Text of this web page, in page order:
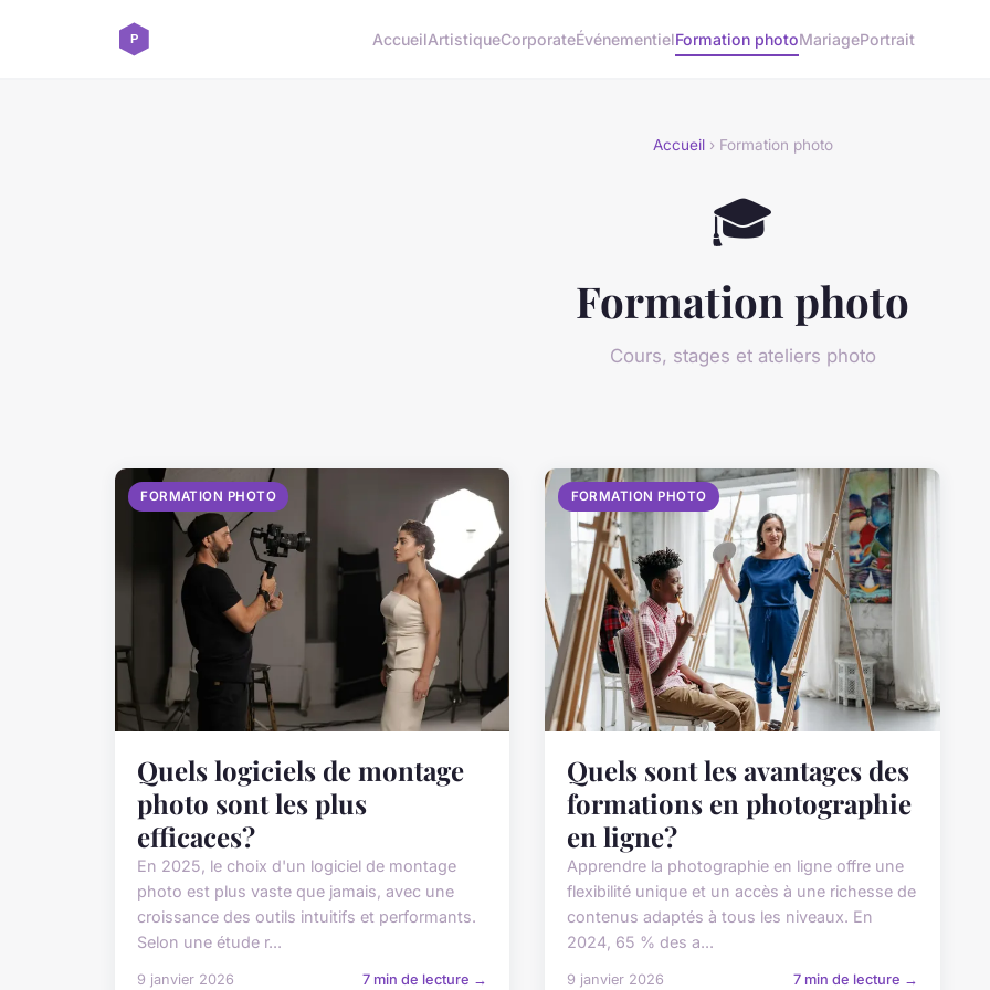
AccueilArtistiqueCorporateÉvénementielFormation photoMariagePortrait
Accueil› Formation photo
🎓
Formation photo
Cours, stages et ateliers photo
FORMATION PHOTO
Quels logiciels de montage
photo sont les plus
efficaces?
En 2025, le choix d'un logiciel de montage
photo est plus vaste que jamais, avec une
croissance des outils intuitifs et performants.
Selon une étude r...
9 janvier 2026 7 min de lecture →
FORMATION PHOTO
Quels sont les avantages des
formations en photographie
en ligne?
Apprendre la photographie en ligne offre une
flexibilité unique et un accès à une richesse de
contenus adaptés à tous les niveaux. En
2024, 65 % des a...
9 janvier 2026 7 min de lecture →